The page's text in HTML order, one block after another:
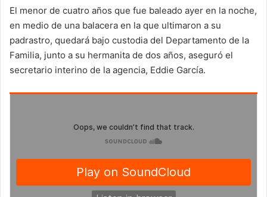
El menor de cuatro años que fue baleado ayer en la noche,
en medio de una balacera en la que ultimaron a su
padrastro, quedará bajo custodia del Departamento de la
Familia, junto a su hermanita de dos años, aseguró el
secretario interino de la agencia, Eddie García.